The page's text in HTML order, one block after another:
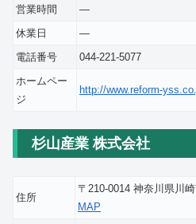
営業時間
―
休業日
―
電話番号
044-221-5077
ホームペー
ジ
http://www.reform-
杉山産業 株式会社
住所
〒210-0014 神奈川県川
MAP